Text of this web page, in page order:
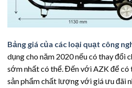
Bảng giá của các loại quạt công
dụng cho năm 2020 nếu có thay đổi
sớm nhất có thể. Đến với AZK để
sản phẩm chất lượng với giá ưu đãi